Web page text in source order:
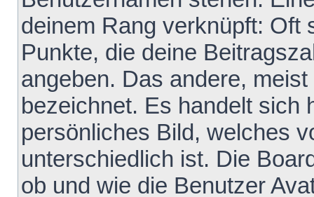
deinem Rang verknüpft: Oft
Punkte, die deine
angeben. Das andere,
bezeichnet. Es handelt sich
persönliches Bild, welches
unterschiedlich ist. Die
ob und wie die Benutzer